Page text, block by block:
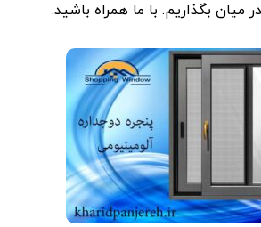
میان بگذاریم. با ما همراه باشید.